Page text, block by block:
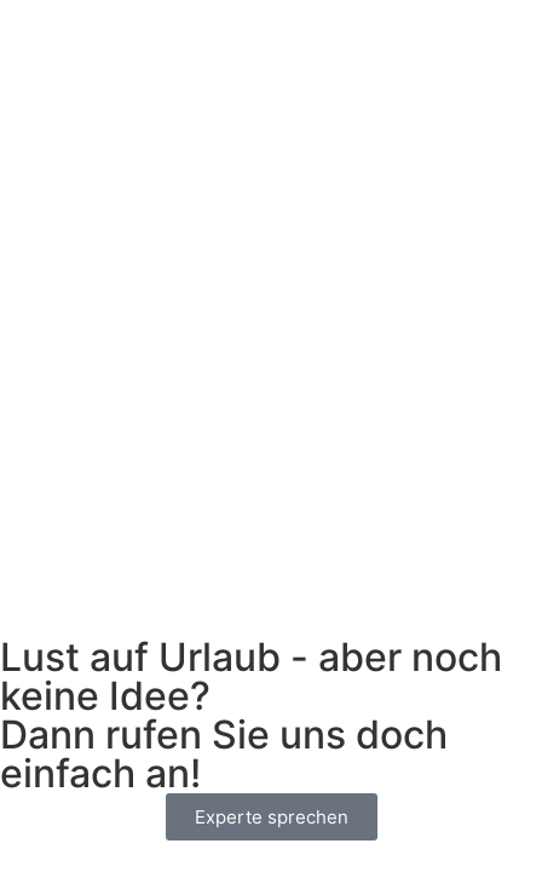
Lust auf Urlaub - aber noch
keine Idee?
Dann rufen Sie uns doch
einfach an!
Experte sprechen